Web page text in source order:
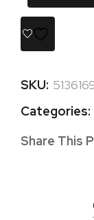
SKU:
Categories:
Share This